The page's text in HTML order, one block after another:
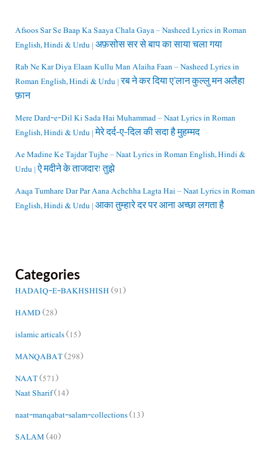
Afsoos Sar Se Baap Ka Saaya Chala Gaya – Nasheed Lyrics in Roman
English, Hindi & Urdu | अफ़सोस सर से बाप का साया चला गया
Rab Ne Kar Diya Elaan Kullu Man Alaiha Faan – Nasheed Lyrics in
Roman English, Hindi & Urdu | रब ने कर दिया ए’लान कुल्लु मन अलैहा
फ़ान
Mere Dard-e-Dil Ki Sada Hai Muhammad – Naat Lyrics in Roman
English, Hindi & Urdu | मेरे दर्द-ए-दिल की सदा है मुहम्मद
Ae Madine Ke Tajdar Tujhe – Naat Lyrics in Roman English, Hindi &
Urdu | ऐ मदीने के ताजदार! तुझे
Aaqa Tumhare Dar Par Aana Achchha Lagta Hai – Naat Lyrics in Roman
English, Hindi & Urdu | आका तुम्हारे दर पर आना अच्छा लगता है
Categories
HADAIQ-E-BAKHSHISH(91)
HAMD(28)
islamic articals(15)
MANQABAT(298)
NAAT(571)
Naat Sharif(14)
naat-manqabat-salam-collections(13)
SALAM(40)